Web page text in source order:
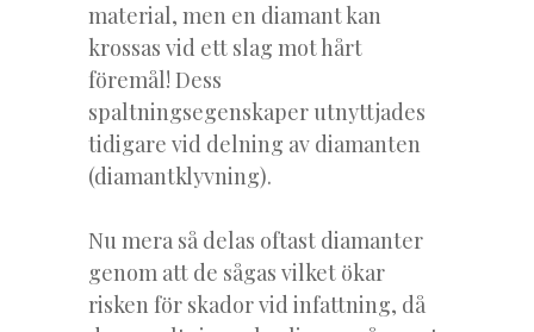
material, men en diamant kan
krossas vid ett slag mot hårt
föremål! Dess
spaltningsegenskaper utnyttjades
tidigare vid delning av diamanten
(diamantklyvning).
Nu mera så delas oftast diamanter
genom att de sågas vilket ökar
risken för skador vid infattning, då